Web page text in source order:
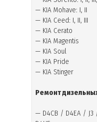
— KIA Mohave: I, II
— KIA Ceed: I, II, III
— KIA Cerato
— KIA Magentis
— KIA Soul
— KIA Pride
— KIA Stinger
Ремонт
— D4CB / D4EA / J3